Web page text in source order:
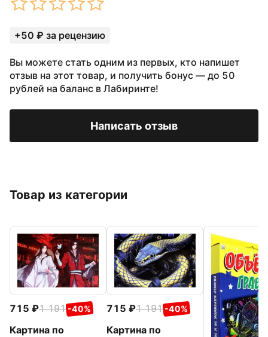
+50 ₽ за рецензию
Вы можете стать одним из первых, кто напишет
отзыв на этот товар, и получить бонус — до 50
рублей на баланс в Лабиринте!
Написать отзыв
Товар из категории
715 1 191 -40%
Картина по
715 1 191 -40%
Картина по